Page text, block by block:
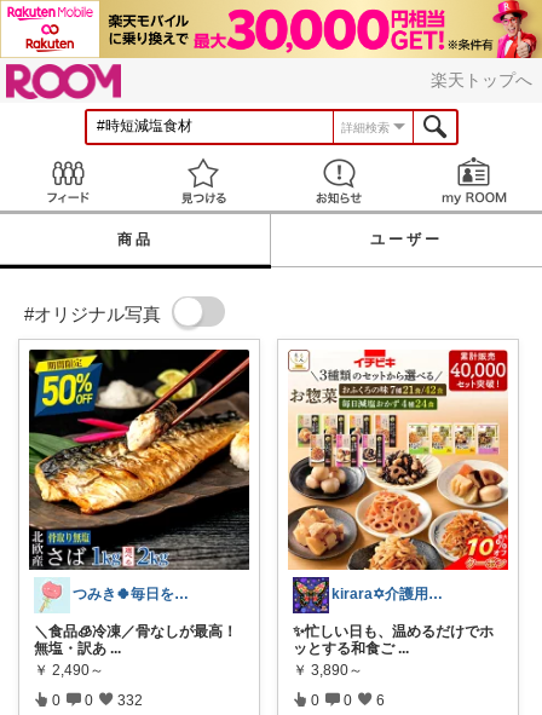
楽天トップへ
詳細検索
見つける お知らせ
商品 ユーザー
#オリジナル写真
つみき🍀毎日をご機嫌にする♡
＼食品🧊冷凍／骨なしが最高！
無塩・訳あ ...
￥ 2,490～
0 0 332
kirara✡介護用品🌈
✨忙しい日も、温めるだけでホ
ッとする和食ご ...
￥ 3,890～
0 0 6